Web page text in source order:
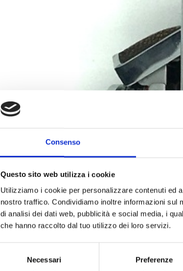
Consenso
Questo sito web utilizza i cookie
Utilizziamo i cookie per personalizzare contenuti ed
nostro traffico. Condividiamo inoltre informazioni
di analisi dei dati web, pubblicità e social media, i
che hanno raccolto dal tuo utilizzo dei loro servizi.
Necessari Preferenze